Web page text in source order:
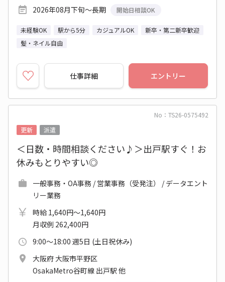
2026年08月下旬～長期
開始日相談OK
未経験OK 駅から5分 カジュアルOK
新卒・第二新卒歓迎
髪・ネイル自由
仕事詳細 エントリー
No：TS26-0575492
更新
派遣
＜日数・時間相談ください♪＞出戸駅すぐ！お
休みもとりやすい◎
一般事務・OA事務 / 営業事務（受発注） / データエント
リー業務
時給 1,640円～1,640円
月収例 262,400円
9:00～18:00 週5日 (土日祝休み)
大阪府 大阪市平野区
OsakaMetro谷町線 出戸駅 他